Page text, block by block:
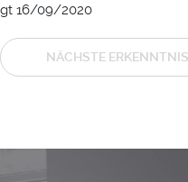
16/09/2020
NÄCHSTE ERKENNTNIS